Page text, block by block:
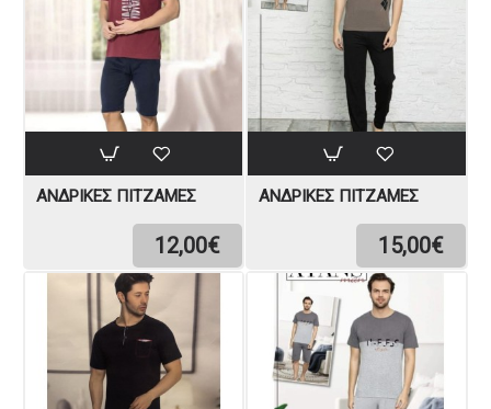
ΑΝΔΡΙΚΈΣ ΠΙΤΖΆΜΕΣ
12,00€
ΑΝΔΡΙΚΈΣ ΠΙΤΖΆΜΕΣ
15,00€